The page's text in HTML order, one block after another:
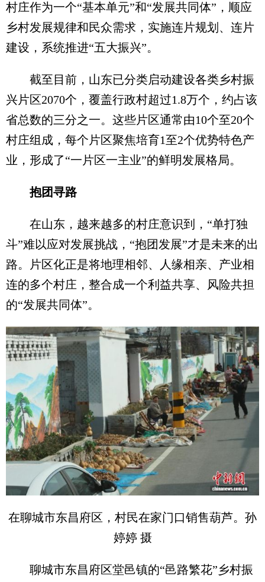
村庄作为一个“基本单元”和“发展共同体”，顺应
乡村发展规律和民众需求，实施连片规划、连片
建设，系统推进“五大振兴”。
截至目前，山东已分类启动建设各类乡村振
兴片区2070个，覆盖行政村超过1.8万个，约占该
省总数的三分之一。这些片区通常由10个至20个
村庄组成，每个片区聚焦培育1至2个优势特色产
业，形成了“一片区一主业”的鲜明发展格局。
抱团寻路
在山东，越来越多的村庄意识到，“单打独
斗”难以应对发展挑战，“抱团发展”才是未来的出
路。片区化正是将地理相邻、人缘相亲、产业相
连的多个村庄，整合成一个利益共享、风险共担
的“发展共同体”。
在聊城市东昌府区，村民在家门口销售葫芦。孙
婷婷 摄
聊城市东昌府区堂邑镇的“邑路繁花”乡村振